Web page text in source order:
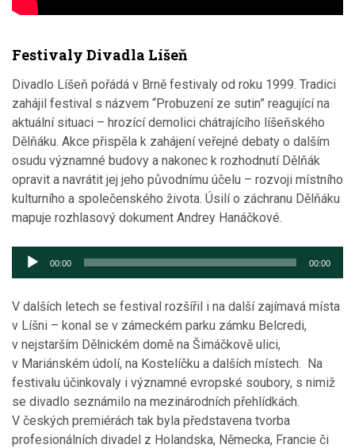
Festivaly Divadla Líšeň
Divadlo Líšeň pořádá v Brně festivaly od roku 1999. Tradici
zahájil festival s názvem “Probuzení ze sutin” reagující na
aktuální situaci – hrozící demolici chátrajícího líšeňského
Dělňáku. Akce přispěla k zahájení veřejné debaty o dalším
osudu významné budovy a nakonec k rozhodnutí Dělňák
opravit a navrátit jej jeho původnímu účelu – rozvoji místního
kulturního a společenského života. Úsilí o záchranu Dělňáku
mapuje rozhlasový dokument Andrey Hanáčkové.
Audio
00:00 00:00
V dalších letech se festival rozšířil i na další zajímavá místa
v Líšni – konal se v zámeckém parku zámku Belcredi,
v nejstarším Dělnickém domě na Šimáčkově ulici,
v Mariánském údolí, na Kostelíčku a dalších místech. Na
festivalu účinkovaly i významné evropské soubory, s nimiž
se divadlo seznámilo na mezinárodních přehlídkách.
V českých premiérách tak byla představena tvorba
profesionálních divadel z Holandska, Německa, Francie či